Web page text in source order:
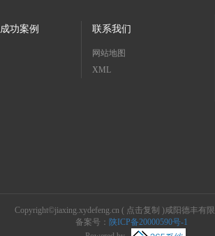
成功案例 联系我们
网站地图
XML
Copyright©jiaxing.xydefeng.cn ( 点击复制 )咸阳德丰有
备案号： 陕ICP备20000590号-1